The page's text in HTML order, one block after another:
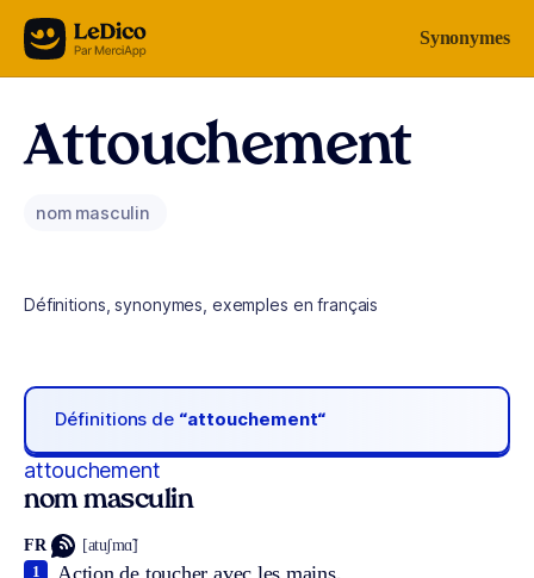
Aller au contenu Synonymes
Attouchement
nom masculin
Définitions, synonymes, exemples en français
Définitions de “attouchement“
attouchement
nom masculin
FR [atuʃmɑ̃]
Action de toucher avec les mains.
1